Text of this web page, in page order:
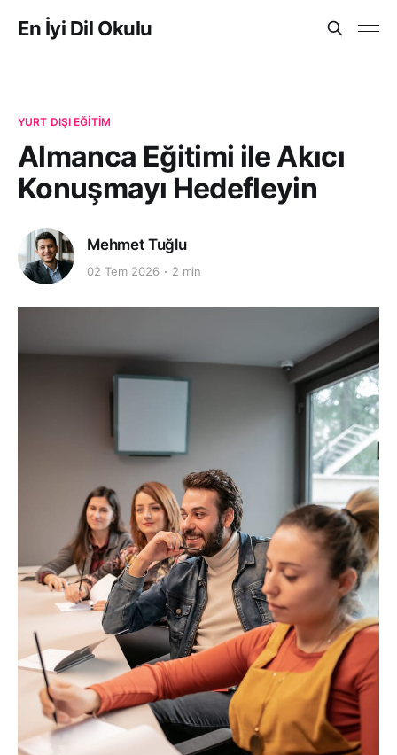
En İyi Dil Okulu
YURT DIŞI EĞITIM
Almanca Eğitimi ile Akıcı
Konuşmayı Hedefleyin
Mehmet Tuğlu
02 Tem 2026 2 min